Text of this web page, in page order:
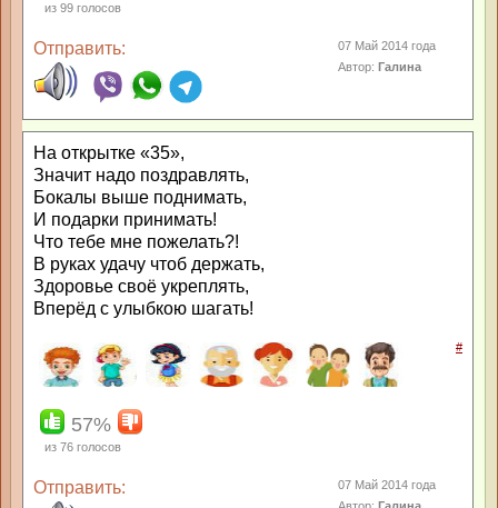
из 99 голосов
Отправить:
07 Май 2014 года
Автор:Галина
На открытке «35»,
Значит надо поздравлять,
Бокалы выше поднимать,
И подарки принимать!
Что тебе мне пожелать?!
В руках удачу чтоб держать,
Здоровье своё укреплять,
Вперёд с улыбкою шагать!
#
57%
из 76 голосов
Отправить:
07 Май 2014 года